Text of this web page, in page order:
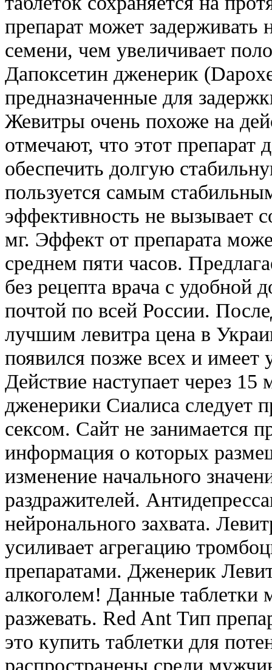
препарат может задерживать
семени, чем увеличивает
Дапоксетин дженерик
предназначенные для
Жевитры очень похоже на
отмечают, что этот препарат
обеспечить долгую
пользуется самым
эффективность не вызывает
мг. Эффект от препарата
среднем пяти часов.
без рецепта врача с удобной
почтой по всей России.
лучшим левитра цена в
появился позже всех и
Действие наступает через
дженерики Сиалиса следует
сексом. Сайт не занимается
информация о которых
изменение начального
раздражителей.
нейронального захвата.
усиливает агрегацию
препаратами. Дженерик
алкоголем! Данные таблетки
разжевать. Red Ant Тип
это купить таблетки для
распространены среди